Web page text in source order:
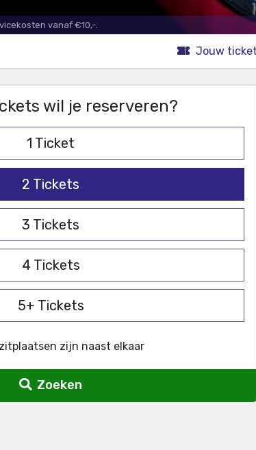
vanaf €10,-.
Jouw
wil je reserveren?
1 Ticket
2 Tickets
3 Tickets
4 Tickets
5+ Tickets
zijn naast elkaar
Zoeken